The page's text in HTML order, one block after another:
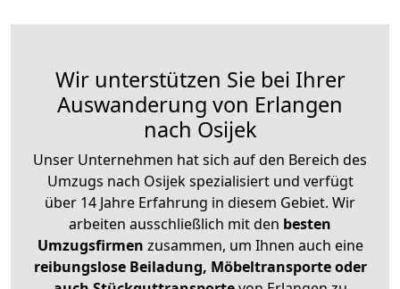
Wir unterstützen Sie bei Ihrer
Auswanderung von Erlangen
nach Osijek
Unser Unternehmen hat sich auf den Bereich des
Umzugs nach Osijek spezialisiert und verfügt
über 14 Jahre Erfahrung in diesem Gebiet. Wir
arbeiten ausschließlich mit den besten
Umzugsfirmen zusammen, um Ihnen auch eine
reibungslose Beiladung, Möbeltransporte oder